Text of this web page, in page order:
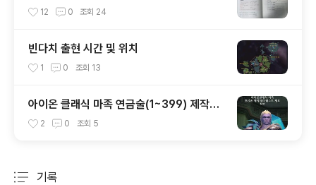
험담.
12 0 조회 24
빈다치 출현 시간 및 위치
1 0 조회 13
아이온 클래식 마족 연금술(1~399) 제작의
뢰 재료정보
2 0 조회 5
기록